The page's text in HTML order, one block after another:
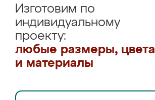
Изготовим по
индивидуальному
проекту:
любые размеры, цвета
и материалы